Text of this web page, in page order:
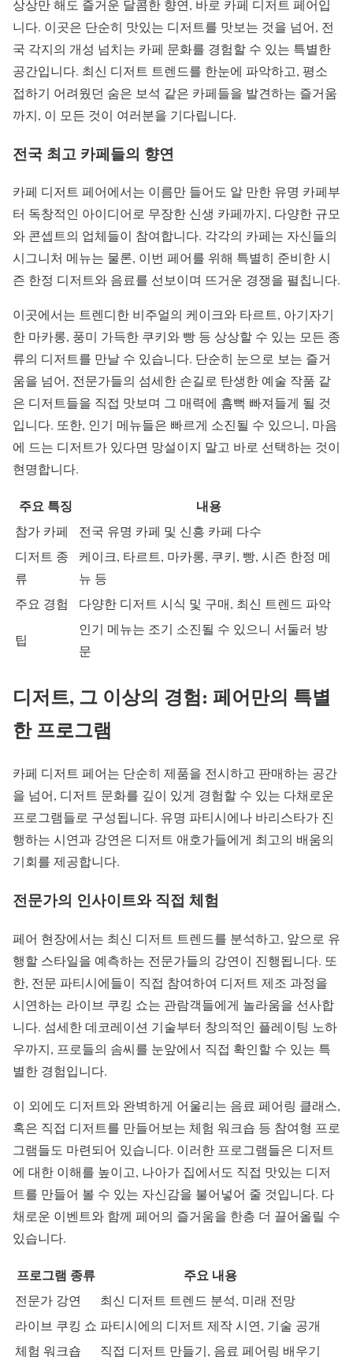
상상만 해도 즐거운 달콤한 향연, 바로 카페 디저트 페어입
니다. 이곳은 단순히 맛있는 디저트를 맛보는 것을 넘어, 전
국 각지의 개성 넘치는 카페 문화를 경험할 수 있는 특별한
공간입니다. 최신 디저트 트렌드를 한눈에 파악하고, 평소
접하기 어려웠던 숨은 보석 같은 카페들을 발견하는 즐거움
까지, 이 모든 것이 여러분을 기다립니다.
전국 최고 카페들의 향연
카페 디저트 페어에서는 이름만 들어도 알 만한 유명 카페부
터 독창적인 아이디어로 무장한 신생 카페까지, 다양한 규모
와 콘셉트의 업체들이 참여합니다. 각각의 카페는 자신들의
시그니처 메뉴는 물론, 이번 페어를 위해 특별히 준비한 시
즌 한정 디저트와 음료를 선보이며 뜨거운 경쟁을 펼칩니다.
이곳에서는 트렌디한 비주얼의 케이크와 타르트, 아기자기
한 마카롱, 풍미 가득한 쿠키와 빵 등 상상할 수 있는 모든 종
류의 디저트를 만날 수 있습니다. 단순히 눈으로 보는 즐거
움을 넘어, 전문가들의 섬세한 손길로 탄생한 예술 작품 같
은 디저트들을 직접 맛보며 그 매력에 흠뻑 빠져들게 될 것
입니다. 또한, 인기 메뉴들은 빠르게 소진될 수 있으니, 마음
에 드는 디저트가 있다면 망설이지 말고 바로 선택하는 것이
현명합니다.
주요 특징 내용
참가 카페
전국 유명 카페 및 신흥 카페 다수
디저트 종
류
케이크, 타르트, 마카롱, 쿠키, 빵, 시즌 한정 메
뉴 등
주요 경험
다양한 디저트 시식 및 구매, 최신 트렌드 파악
팁
인기 메뉴는 조기 소진될 수 있으니 서둘러 방
문
디저트, 그 이상의 경험: 페어만의 특별
한 프로그램
카페 디저트 페어는 단순히 제품을 전시하고 판매하는 공간
을 넘어, 디저트 문화를 깊이 있게 경험할 수 있는 다채로운
프로그램들로 구성됩니다. 유명 파티시에나 바리스타가 진
행하는 시연과 강연은 디저트 애호가들에게 최고의 배움의
기회를 제공합니다.
전문가의 인사이트와 직접 체험
페어 현장에서는 최신 디저트 트렌드를 분석하고, 앞으로 유
행할 스타일을 예측하는 전문가들의 강연이 진행됩니다. 또
한, 전문 파티시에들이 직접 참여하여 디저트 제조 과정을
시연하는 라이브 쿠킹 쇼는 관람객들에게 놀라움을 선사합
니다. 섬세한 데코레이션 기술부터 창의적인 플레이팅 노하
우까지, 프로들의 솜씨를 눈앞에서 직접 확인할 수 있는 특
별한 경험입니다.
이 외에도 디저트와 완벽하게 어울리는 음료 페어링 클래스,
혹은 직접 디저트를 만들어보는 체험 워크숍 등 참여형 프로
그램들도 마련되어 있습니다. 이러한 프로그램들은 디저트
에 대한 이해를 높이고, 나아가 집에서도 직접 맛있는 디저
트를 만들어 볼 수 있는 자신감을 불어넣어 줄 것입니다. 다
채로운 이벤트와 함께 페어의 즐거움을 한층 더 끌어올릴 수
있습니다.
프로그램 종류 주요 내용
전문가 강연
최신 디저트 트렌드 분석, 미래 전망
라이브 쿠킹 쇼 파티시에의 디저트 제작 시연, 기술 공개
체험 워크숍
직접 디저트 만들기, 음료 페어링 배우기